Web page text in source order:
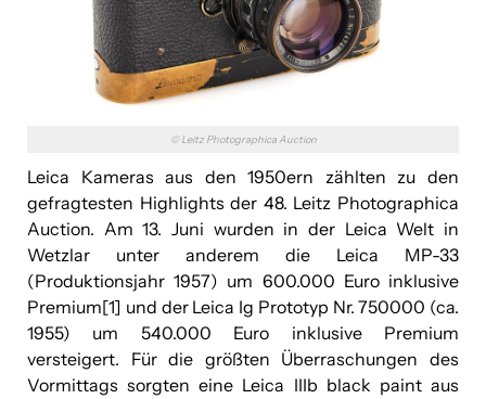
Kia Österreich
kununu
Mandarin Oriental Vienna
Mer Austria
SOLUTO
TiPOS
© Leitz Photographica Auction
Leica Kameras aus den 1950ern zählten zu den
gefragtesten Highlights der 48. Leitz Photographica
Auction. Am 13. Juni wurden in der Leica Welt in
Wetzlar unter anderem die Leica MP-33
(Produktionsjahr 1957) um 600.000 Euro inklusive
Premium[1] und der Leica Ig Prototyp Nr. 750000 (ca.
1955) um 540.000 Euro inklusive Premium
versteigert. Für die größten Überraschungen des
Vormittags sorgten eine Leica IIIb black paint aus